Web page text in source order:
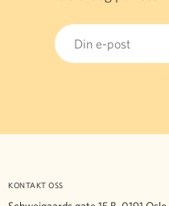
Email
KONTAKT OSS